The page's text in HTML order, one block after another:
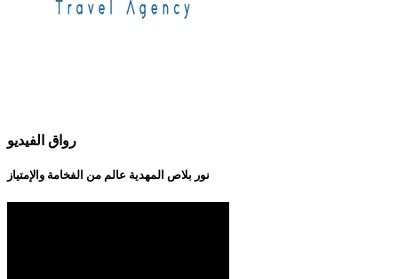
رواق الفيديو
نور بلاص المهدية عالم من الفخامة والإمتياز